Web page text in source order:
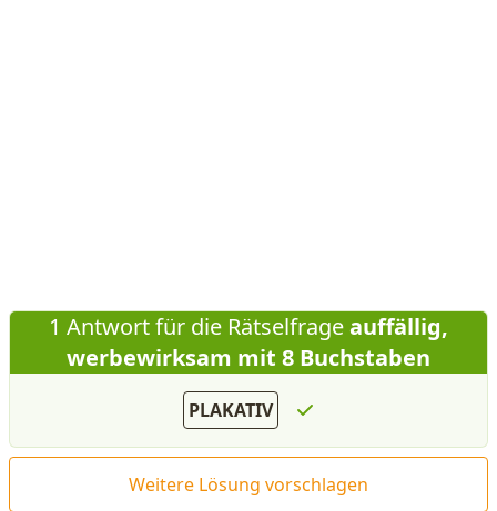
1 Antwort für die Rätselfrageauffällig,
werbewirksam mit 8 Buchstaben
PLAKATIV
Weitere Lösung vorschlagen